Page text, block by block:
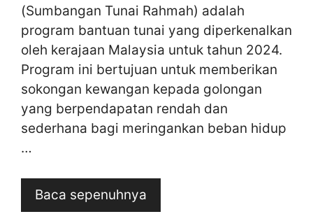
(Sumbangan Tunai Rahmah) adalah
program bantuan tunai yang diperkenalkan
oleh kerajaan Malaysia untuk tahun 2024.
Program ini bertujuan untuk memberikan
sokongan kewangan kepada golongan
yang berpendapatan rendah dan
sederhana bagi meringankan beban hidup
…
Baca sepenuhnya